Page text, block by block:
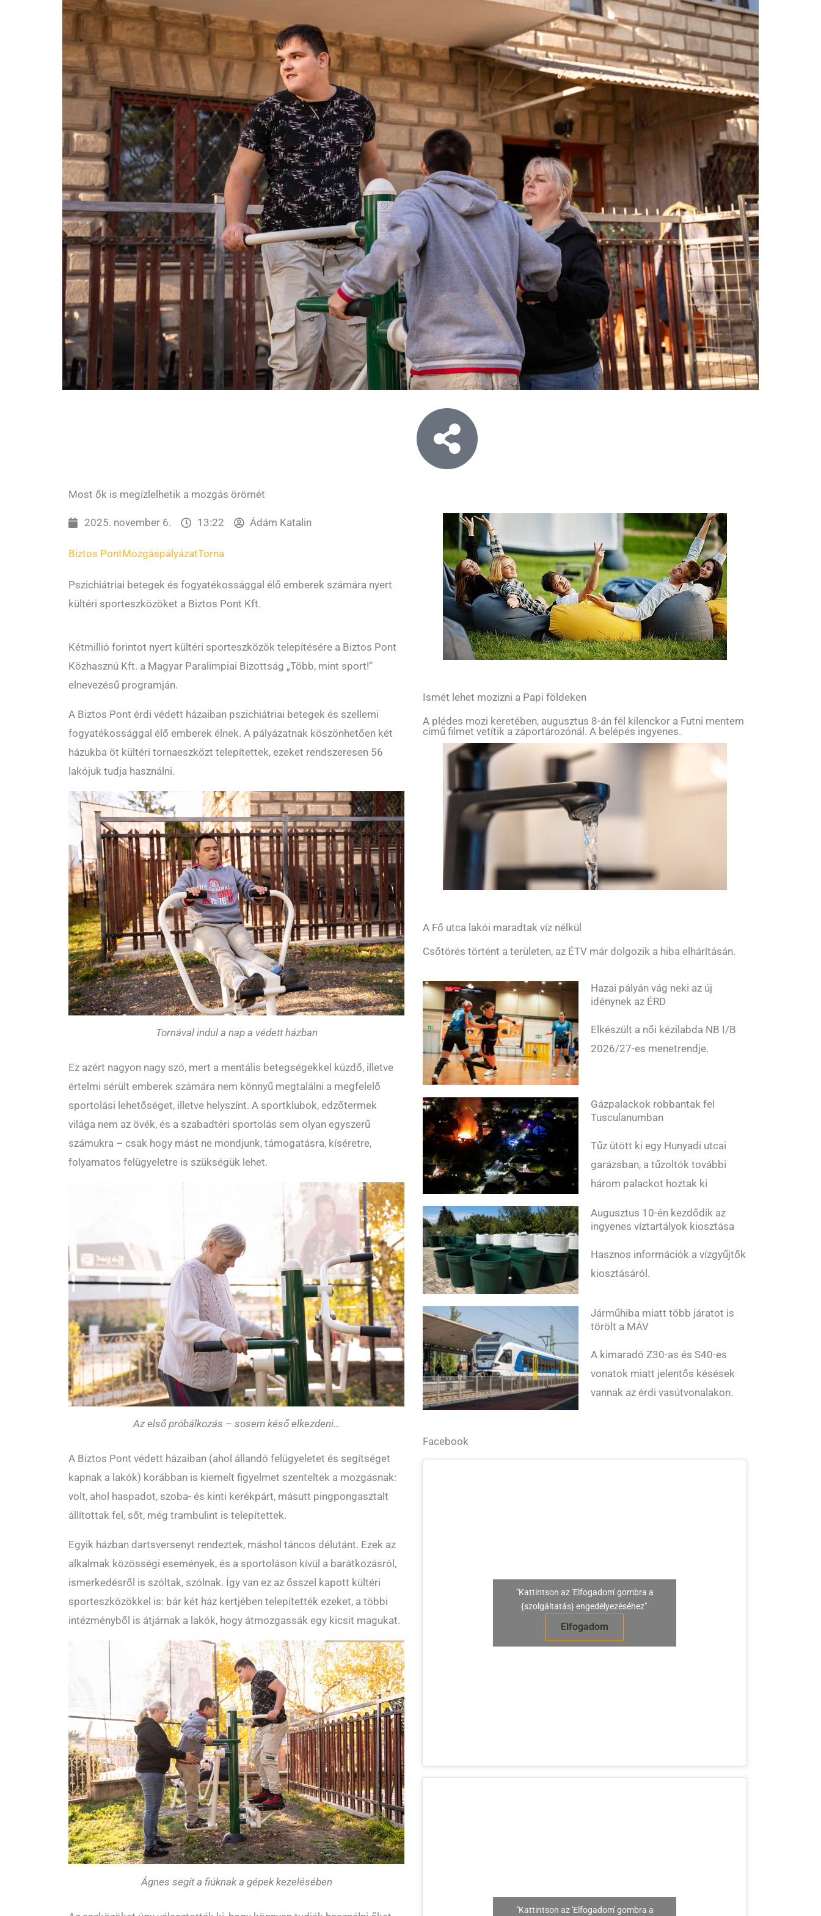
Most ők is megízlelhetik a mozgás örömét
2025. november 6. 13:22 Ádám Katalin
Biztos PontMozgáspályázatTorna
Pszichiátriai betegek és fogyatékossággal élő emberek számára nyert
kültéri sporteszközöket a Biztos Pont Kft.
Kétmillió forintot nyert kültéri sporteszközök telepítésére a Biztos Pont
Közhasznú Kft. a Magyar Paralimpiai Bizottság „Több, mint sport!”
elnevezésű programján.
A Biztos Pont érdi védett házaiban pszichiátriai betegek és szellemi
fogyatékossággal élő emberek élnek. A pályázatnak köszönhetően két
házukba öt kültéri tornaeszközt telepítettek, ezeket rendszeresen 56
lakójuk tudja használni.
Tornával indul a nap a védett házban
Ez azért nagyon nagy szó, mert a mentális betegségekkel küzdő, illetve
értelmi sérült emberek számára nem könnyű megtalálni a megfelelő
sportolási lehetőséget, illetve helyszínt. A sportklubok, edzőtermek
világa nem az övék, és a szabadtéri sportolás sem olyan egyszerű
számukra – csak hogy mást ne mondjunk, támogatásra, kíséretre,
folyamatos felügyeletre is szükségük lehet.
Az első próbálkozás – sosem késő elkezdeni…
A Biztos Pont védett házaiban (ahol állandó felügyeletet és segítséget
kapnak a lakók) korábban is kiemelt figyelmet szenteltek a mozgásnak:
volt, ahol haspadot, szoba- és kinti kerékpárt, másutt pingpongasztalt
állítottak fel, sőt, még trambulint is telepítettek.
Egyik házban dartsversenyt rendeztek, máshol táncos délutánt. Ezek az
alkalmak közösségi események, és a sportoláson kívül a barátkozásról,
ismerkedésről is szóltak, szólnak. Így van ez az ősszel kapott kültéri
sporteszközökkel is: bár két ház kertjében telepítették ezeket, a többi
intézményből is átjárnak a lakók, hogy átmozgassák egy kicsit magukat.
Ágnes segít a fiúknak a gépek kezelésében
Ismét lehet mozizni a Papi földeken
A plédes mozi keretében, augusztus 8-án fél kilenckor a Futni mentem
című filmet vetítik a záportározónál. A belépés ingyenes.
A Fő utca lakói maradtak víz nélkül
Csőtörés történt a területen, az ÉTV már dolgozik a hiba elhárításán.
Hazai pályán vág neki az új
idénynek az ÉRD
Elkészült a női kézilabda NB I/B
2026/27-es menetrendje.
Gázpalackok robbantak fel
Tusculanumban
Tűz ütött ki egy Hunyadi utcai
garázsban, a tűzoltók további
három palackot hoztak ki
Augusztus 10-én kezdődik az
ingyenes víztartályok kiosztása
Hasznos információk a vízgyűjtők
kiosztásáról.
Járműhiba miatt több járatot is
törölt a MÁV
A kimaradó Z30-as és S40-es
vonatok miatt jelentős késések
vannak az érdi vasútvonalakon.
Facebook
"Kattintson az 'Elfogadom' gombra a
{szolgáltatás} engedélyezéséhez"
Elfogadom
"Kattintson az 'Elfogadom' gombra a